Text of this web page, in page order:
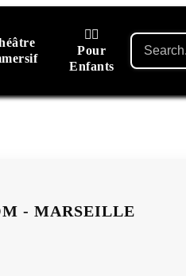
🙋‍♂️
Pour
Enfants
- MARSEILLE